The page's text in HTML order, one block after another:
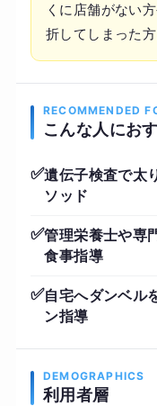
くに店舗がない
折してしまった
RECOMMENDED
こんな人にお
✅遺伝子検査で太
ソッド
✅管理栄養士や専
食事指導
✅自宅へダンベル
ン指導
DEMOGRAPHICS
利用者層